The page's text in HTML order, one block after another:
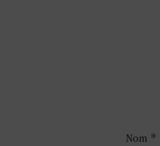
Nom *